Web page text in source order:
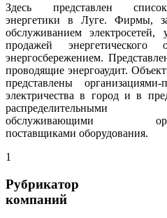
Здесь представлен
энергетики в Луге. Фирмы,
обслуживанием электросетей,
продажей энергетического
энергосбережением.
проводящие энергоаудит.
представлены организациями-
электричества в город и в
распределительными
обслуживающими
поставщиками оборудования.
1
Рубрикатор
компаний